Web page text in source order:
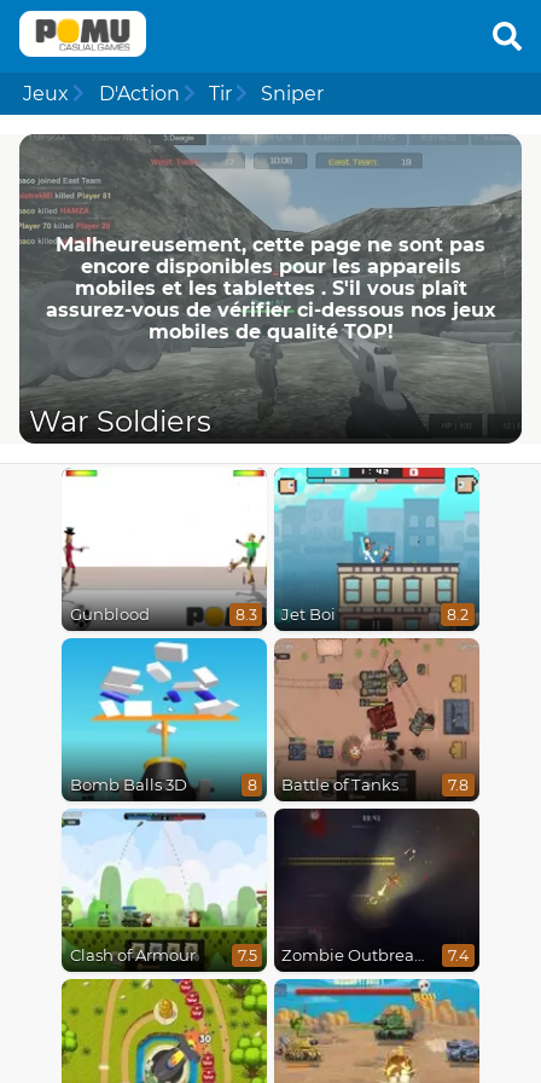
Jeux D'Action Tir Sniper
Malheureusement, cette page ne ​​sont pas
encore disponibles pour les appareils
mobiles et les tablettes . S'il vous plaît
assurez-vous de vérifier ci-dessous nos jeux
mobiles de qualité TOP!
War Soldiers
Gunblood 8.3 Jet Boi 8.2
Bomb Balls 3D 8 Battle of Tanks 7.8
Clash of Armour 7.5 Zombie Outbreak Arena 7.4